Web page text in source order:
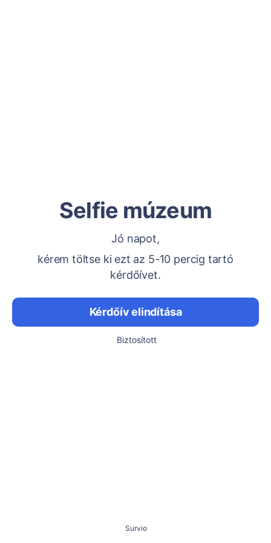
Selfie múzeum
Jó napot,
kérem töltse ki ezt az 5-10 percig tartó
kérdőívet.
Kérdőív elindítása
Biztosított
Survio